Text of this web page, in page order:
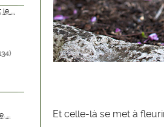
...
)
...
Et celle-là se met à